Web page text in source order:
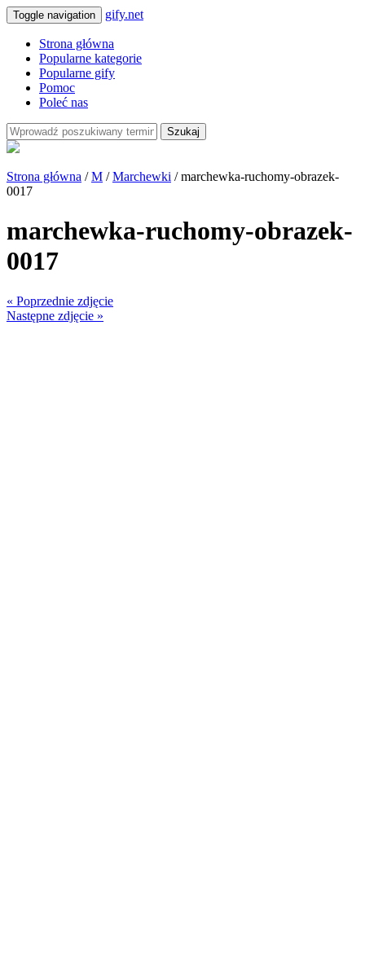
Toggle navigation gify.net
Strona główna
Popularne kategorie
Popularne gify
Pomoc
Poleć nas
Szukaj
Strona główna /M /Marchewki / marchewka-ruchomy-obrazek-
0017
marchewka-ruchomy-obrazek-
0017
« Poprzednie zdjęcie
Następne zdjęcie »